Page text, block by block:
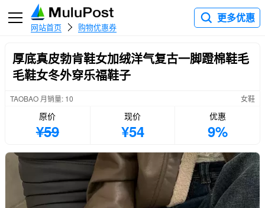
网站首页 购物优惠券
更多优惠
厚底真皮勃肯鞋女加绒洋气复古一脚蹬棉鞋毛
毛鞋女冬外穿乐福鞋子
TAOBAO 月销量: 10 女鞋
原价
¥59
现价
¥54
优惠
9%